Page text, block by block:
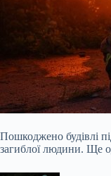
Пошкоджено будівлі
загиблої людини. Ще